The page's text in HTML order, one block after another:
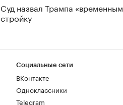
Суд назвал Трампа
стройку
Социальные сети
ВКонтакте
Одноклассники
Telegram